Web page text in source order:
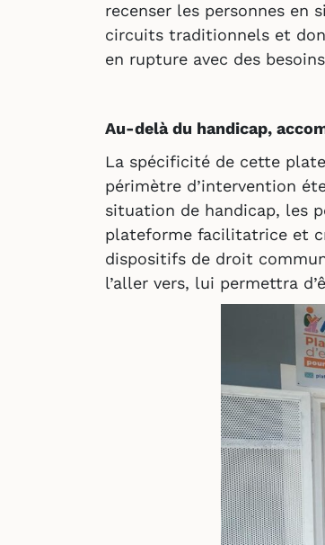
recenser les personnes en
circuits traditionnels et
en rupture avec des
Au-delà du handicap,
La spécificité de cette
périmètre d’intervention
situation de handicap, les
plateforme facilitatrice et
dispositifs de droit
l’aller vers, lui permettra